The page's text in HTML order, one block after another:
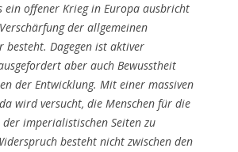
ein offener Krieg in Europa ausbricht
der allgemeinen
besteht. Dagegen ist aktiver
aber auch Bewusstheit
der Entwicklung. Mit einer massiven
wird versucht, die Menschen für die
imperialistischen Seiten zu
besteht nicht zwischen den